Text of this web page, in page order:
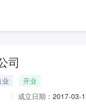
司
开业
成立日期： 2017-03-